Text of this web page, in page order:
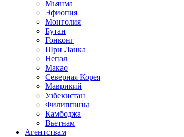
Мьянма
Эфиопия
Монголия
Бутан
Гонконг
Шри Ланка
Непал
Макао
Северная Корея
Маврикий
Узбекистан
Филиппины
Камбоджа
Вьетнам
Агентствам